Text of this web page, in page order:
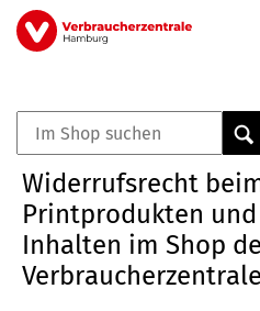
Direkt
zum
0
Widerrufsrecht
Printprodukten
Inhalten im Shop
Verbraucherzentrale